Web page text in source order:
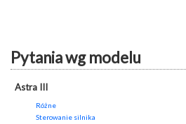
Pytania wg modelu
Astra III
Różne
Sterowanie silnika